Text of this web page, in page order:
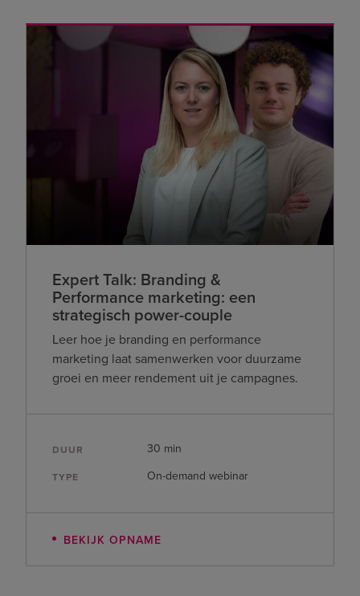
Expert Talk: Branding &
Performance marketing: een
strategisch power-couple
Leer hoe je branding en performance
marketing laat samenwerken voor duurzame
groei en meer rendement uit je campagnes.
DUUR 30 min
TYPE On-demand webinar
BEKIJK OPNAME